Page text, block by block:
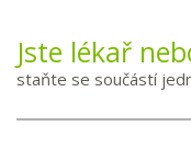
Jste lékař
staňte se součástí